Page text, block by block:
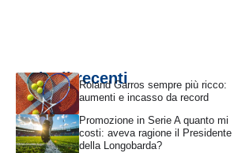
Articoli recentiRoland Garros sempre più ricco:
aumenti e incasso da record
Promozione in Serie A quanto mi
costi: aveva ragione il Presidente
della Longobarda?